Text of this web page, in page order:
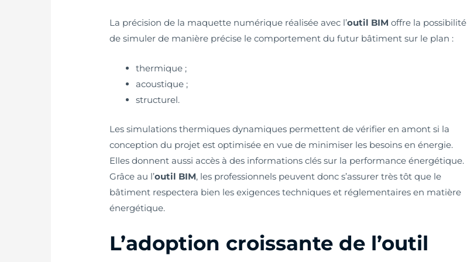
La précision de la maquette numérique réalisée avec l’outil BIM offre la possibilité
de simuler de manière précise le comportement du futur bâtiment sur le plan :
thermique ;
acoustique ;
structurel.
Les simulations thermiques dynamiques permettent de vérifier en amont si la
conception du projet est optimisée en vue de minimiser les besoins en énergie.
Elles donnent aussi accès à des informations clés sur la performance énergétique.
Grâce au l’outil BIM, les professionnels peuvent donc s’assurer très tôt que le
bâtiment respectera bien les exigences techniques et réglementaires en matière
énergétique.
L’adoption croissante de l’outil